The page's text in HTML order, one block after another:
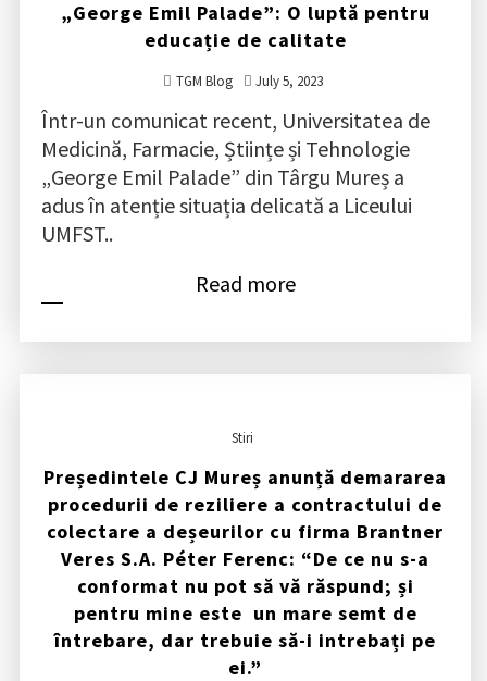
„George Emil Palade”: O luptă pentru
educație de calitate
TGM Blog July 5, 2023
Într-un comunicat recent, Universitatea de
Medicină, Farmacie, Științe și Tehnologie
„George Emil Palade” din Târgu Mureș a
adus în atenție situația delicată a Liceului
UMFST..
Read more
Stiri
Președintele CJ Mureș anunță demararea
procedurii de reziliere a contractului de
colectare a deșeurilor cu firma Brantner
Veres S.A. Péter Ferenc: “De ce nu s-a
conformat nu pot să vă răspund; și
pentru mine este un mare semt de
întrebare, dar trebuie să-i intrebați pe
ei.”